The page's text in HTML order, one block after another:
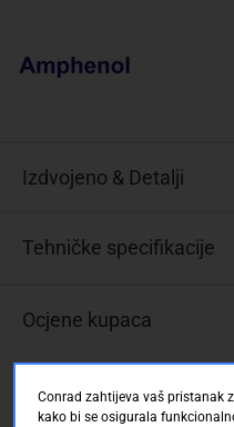
Izdvojeno & Detalji
Komplet
pinskih
konektora
Broj
redova:
3
Tehničke specifikacije
Ocjene kupaca
Conrad zahtijeva vaš pristanak
kako bi se osigurala